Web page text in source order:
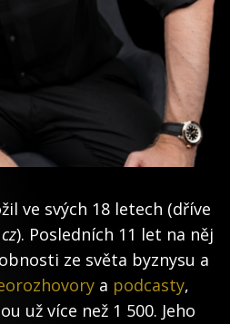
ve svých 18 letech (dříve
). Posledních 11 let na něj
ze světa byznysu a
a podcasty,
už více než 1 500. Jeho